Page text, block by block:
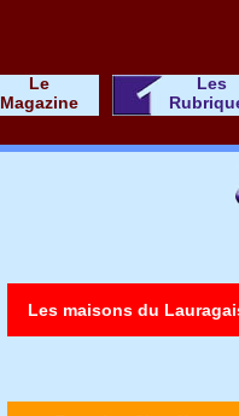
Les
Le
Magazine
Les maisons du